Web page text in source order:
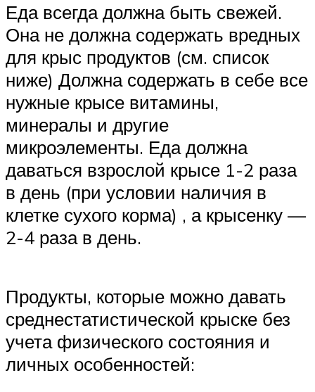
Еда всегда должна быть свежей.
Она не должна содержать вредных
для крыс продуктов (см. список
ниже) Должна содержать в себе все
нужные крысе витамины,
минералы и другие
микроэлементы. Еда должна
даваться взрослой крысе 1-2 раза
в день (при условии наличия в
клетке сухого корма) , а крысенку —
2-4 раза в день.
Продукты, которые можно давать
среднестатистической крыске без
учета физического состояния и
личных особенностей: